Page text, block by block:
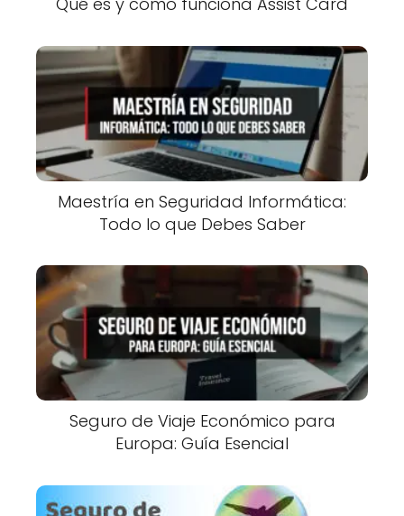
Maestría en Seguridad Informática:
Todo lo que Debes Saber
Seguro de Viaje Económico para
Europa: Guía Esencial